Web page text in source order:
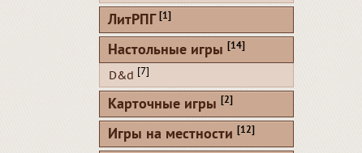
ЛитРПГ [1]
Настольные игры [14]
D&d [7]
Карточные игры [2]
Игры на местности [12]